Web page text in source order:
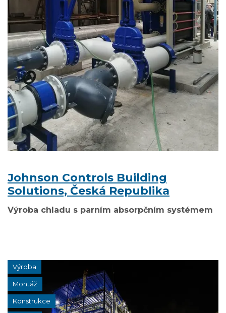
Johnson Controls Building
Solutions, Česká Republika
Výroba chladu s parním absorpčním systémem
Výroba
Montáž
Konstrukce